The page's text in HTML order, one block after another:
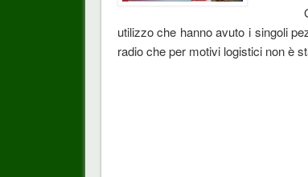
utilizzo che hanno avuto i singoli
radio che per motivi logistici non è